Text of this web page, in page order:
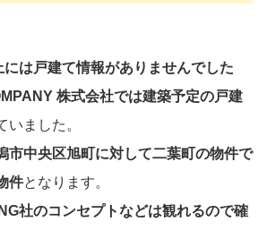
は戸建て情報がありませんでした
株式会社では建築予定の戸建
いました。
市中央区旭町に対して二葉町の物件で
件となります。
社のコンセプトなどは観れるので確